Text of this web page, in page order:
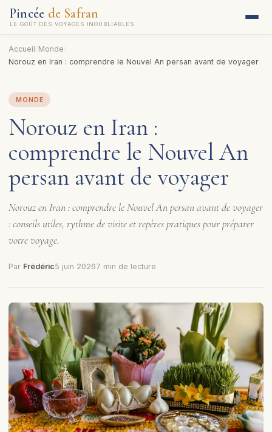
Pincée de Safran
LE GOÛT DES VOYAGES INOUBLIABLES
Accueil Monde
Norouz en Iran : comprendre le Nouvel An persan avant de voyager
MONDE
Norouz en Iran :
comprendre le Nouvel An
persan avant de voyager
Norouz en Iran : comprendre le Nouvel An persan avant de voyager
: conseils utiles, rythme de visite et repères pratiques pour préparer
votre voyage.
Par Frédéric5 juin 20267 min de lecture